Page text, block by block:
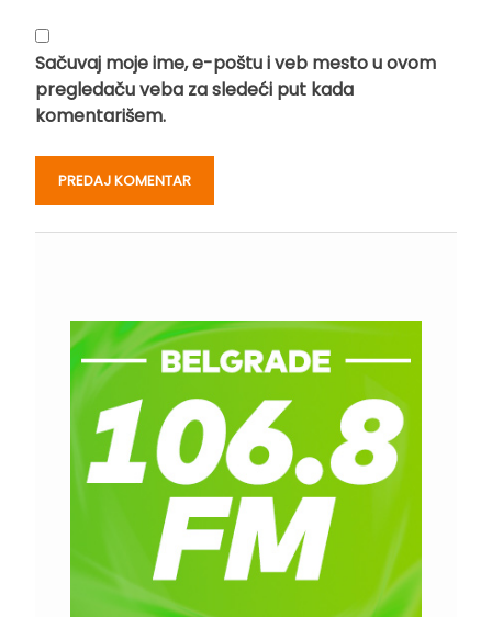
Sačuvaj moje ime, e-poštu i veb mesto u ovom
pregledaču veba za sledeći put kada
komentarišem.